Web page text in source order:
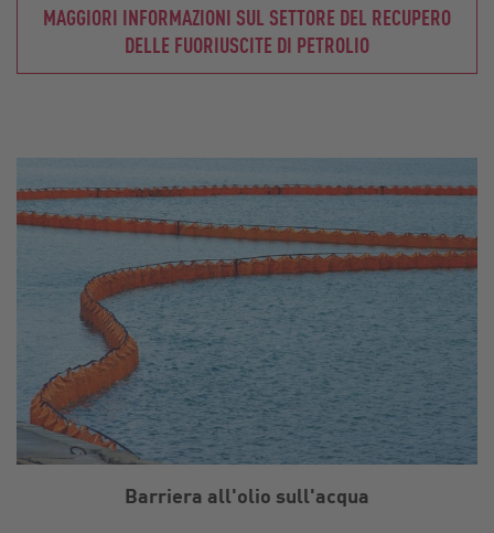
Barriera all'olio sull'acqua
MAGGIORI INFORMAZIONI SUL SETTORE DEL RECUPERO
DELLE FUORIUSCITE DI PETROLIO